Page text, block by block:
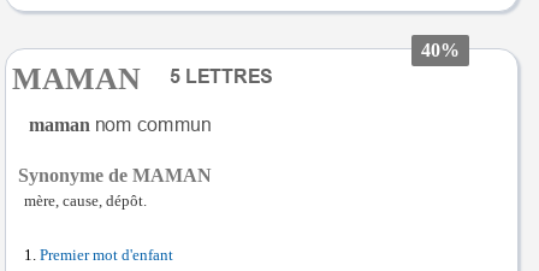
40%
MAMAN
maman
Synonyme de MAMAN
mère, cause, dépôt.
Premier mot d'enfant